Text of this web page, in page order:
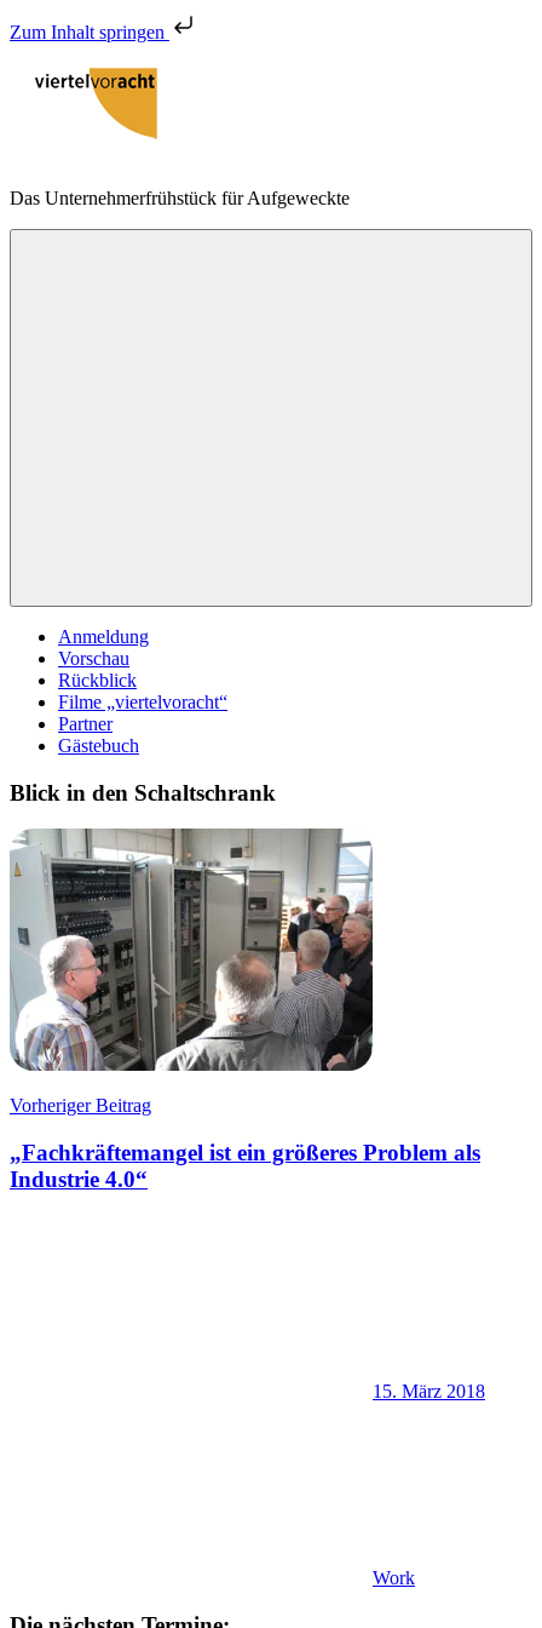
Zum Inhalt springen
Inhalt
viertelvoracht
Das Unternehmerfrühstück für Aufgeweckte
Anmeldung
Vorschau
Rückblick
Filme „viertelvoracht“
Partner
Gästebuch
Blick in den Schaltschrank
Beitragsnavigation
Vorheriger Beitrag
„Fachkräftemangel ist ein größeres Problem als
Industrie 4.0“
15. März 2018
Work